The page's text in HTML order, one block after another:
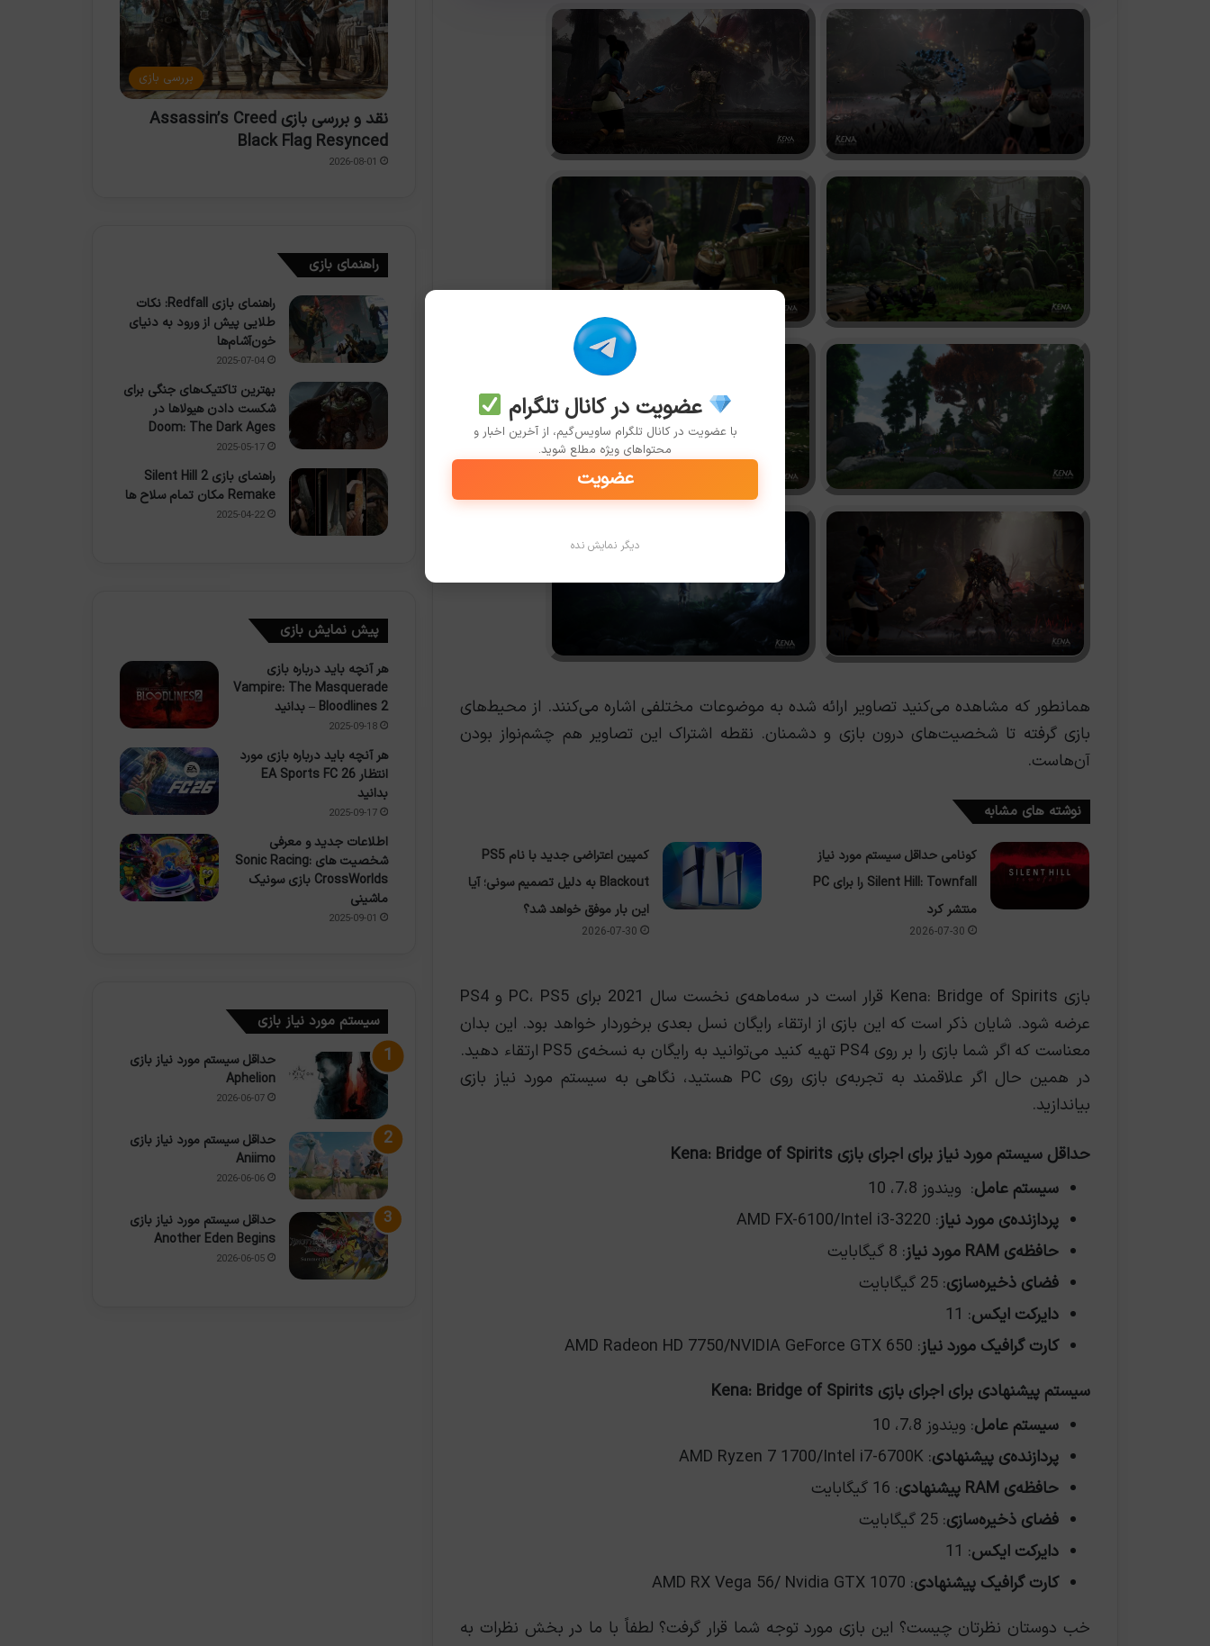
همانطور که مشاهده می‌کنید تصاویر ارائه شده به موضوعات مختلفی اشاره می‌کنند. از محیط‌های
بازی گرفته تا شخصیت‌های درون بازی و دشمنان. نقطه اشتراک این تصاویر هم چشم‌نواز بودن
آن‌هاست.
نوشته های مشابه
کونامی حداقل سیستم مورد نیاز
Silent Hill: Townfall را برای PC
منتشر کرد
2026-07-30
کمپین اعتراضی جدید با نام PS5
Blackout به دلیل تصمیم سونی؛ آیا
این بار موفق خواهد شد؟
2026-07-30
بازی Kena: Bridge of Spirits قرار است در سه‌ماهه‌ی نخست سال 2021 برای PC، PS5 و PS4
عرضه شود. شایان ذکر است که این بازی از ارتقاء رایگان نسل بعدی برخوردار خواهد بود. این بدان
معناست که اگر شما بازی را بر روی PS4 تهیه کنید می‌توانید به رايگان به نسخه‌ی PS5 ارتقاء دهید.
در همین حال اگر علاقمند به تجربه‌ی بازی روی PC هستید، نگاهی به سیستم مورد نیاز بازی
بیاندازید.
حداقل سیستم مورد نیاز برای اجرای بازی Kena: Bridge of Spirits
سیستم عامل: ویندوز 7،8، 10
پردازنده‌ی مورد نیاز: AMD FX-6100/Intel i3-3220
حافظه‌ی RAM مورد نیاز
: 8 گیگابایت
فضای ذخیره‌سازی: 25 گیگابایت
دایرکت ایکس: 11
کارت گرافیک مورد نیاز: AMD Radeon HD 7750/NVIDIA GeForce GTX 650
سیستم پیشنهادی برای اجرای بازی Kena: Bridge of Spirits
سیستم عامل: ویندوز 7،8، 10
پردازنده‌ی پیشنهادی: AMD Ryzen 7 1700/Intel i7-6700K
حافظه‌ی RAM پیشنهادی
: 16 گیگابایت
فضای ذخیره‌سازی: 25 گیگابایت
دایرکت ایکس: 11
کارت گرافیک پیشنهادی: AMD RX Vega 56/ Nvidia GTX 1070
خب دوستان نظرتان چیست؟ این بازی مورد توجه شما قرار گرفت؟ لطفاً با ما در بخش نظرات به
بررسی بازی
نقد و بررسی بازی Assassin’s Creed
Black Flag Resynced
2026-08-01
راهنمای بازی
راهنمای بازی Redfall: نکات
طلایی پیش از ورود به دنیای
خون‌آشام‌ها
2025-07-04
بهترین تاکتیک‌های جنگی برای
شکست دادن هیولاها در
Doom: The Dark Ages
2025-05-17
راهنمای بازی Silent Hill 2
Remake مکان تمام سلاح ها
2025-04-22
پیش نمایش بازی
هر آنچه باید درباره بازی
Vampire: The Masquerade
– Bloodlines 2 بدانید
2025-09-18
هر آنچه باید درباره بازی مورد
انتظار EA Sports FC 26
بدانید
2025-09-17
اطلاعات جدید و معرفی
شخصیت های Sonic Racing:
CrossWorlds بازی سونیک
ماشینی
2025-09-01
سیستم مورد نیاز بازی
حداقل سیستم مورد نیاز بازی
Aphelion
2026-06-07
حداقل سیستم مورد نیاز بازی
Aniimo
2026-06-06
حداقل سیستم مورد نیاز بازی
Another Eden Begins
2026-06-05
عضویت در کانال تلگرام
با عضویت در کانال تلگرام ساویس‌گیم، از آخرین اخبار و
محتواهای ویژه مطلع شوید.
عضویت
دیگر نمایش نده